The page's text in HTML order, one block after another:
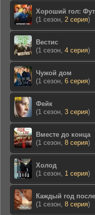
Хороший гол:
(1 сезон, 2 серия)
Вестис
(1 сезон, 4 серия)
Чужой дом
(1 сезон, 6 серия)
Фейк
(1 сезон, 3 серия)
Вместе до конца
(1 сезон, 8 серия)
Холод
(1 сезон, 1 серия)
Каждый год после
(1 сезон, 8 серия)